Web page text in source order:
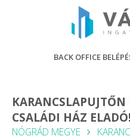
BACK OFFICE
CSALÁDI HÁZ ELADÓ!
NÓGRÁD MEGYE